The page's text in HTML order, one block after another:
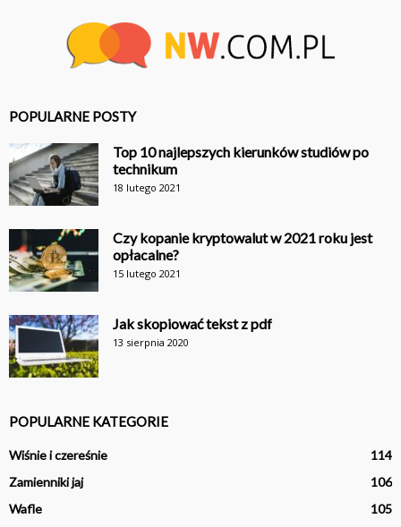
POPULARNE POSTY
Top 10 najlepszych kierunków studiów po
technikum
18 lutego 2021
Czy kopanie kryptowalut w 2021 roku jest
opłacalne?
15 lutego 2021
Jak skopiować tekst z pdf
13 sierpnia 2020
POPULARNE KATEGORIE
Wiśnie i czereśnie
114
Zamienniki jaj
106
Wafle
105